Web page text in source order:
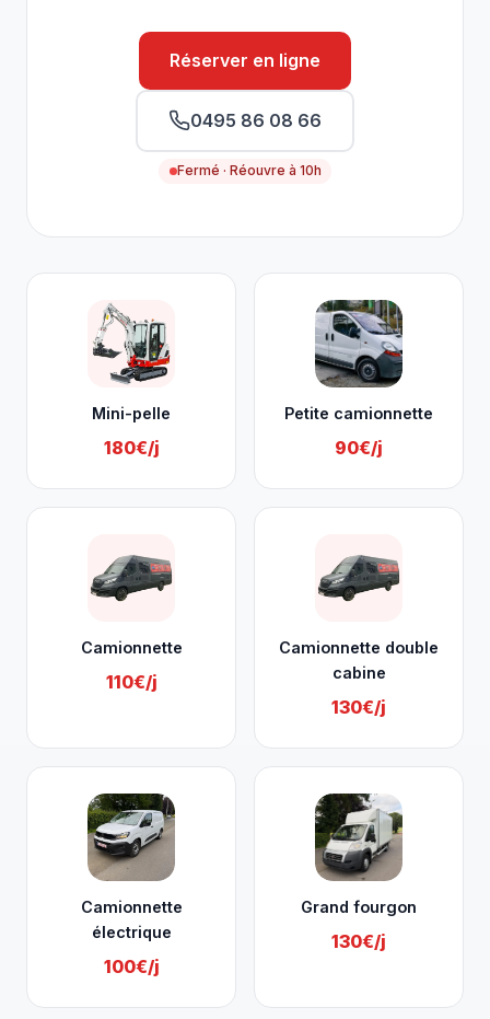
Réserver en ligne
0495 86 08 66
Fermé · Réouvre à 10h
Mini-pelle
180€/j
Petite camionnette
90€/j
Camionnette
110€/j
Camionnette double
cabine
130€/j
Camionnette
électrique
100€/j
Grand fourgon
130€/j